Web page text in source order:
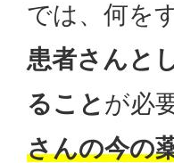
では、何を
患者さんと
ることが必
さんの今の